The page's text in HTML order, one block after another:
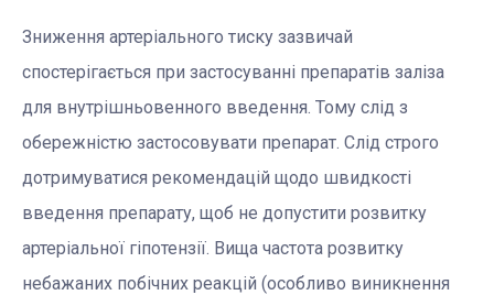
Зниження артеріального тиску зазвичай
спостерігається при застосуванні препаратів заліза
для внутрішньовенного введення. Тому слід з
обережністю застосовувати препарат. Слід строго
дотримуватися рекомендацій щодо швидкості
введення препарату, щоб не допустити розвитку
артеріальної гіпотензії. Вища частота розвитку
небажаних побічних реакцій (особливо виникнення